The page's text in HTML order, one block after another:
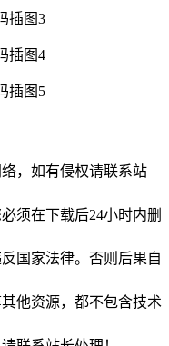
，如有侵权请联系站
须在下载后24小时内删
国家法律。否则后果自
他资源，都不包含技术